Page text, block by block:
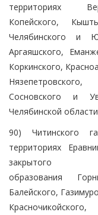
территориях
Копейского,
Челябинского и
Аргаяшского,
Коркинского,
Сосновского и
Челябинской
90) Читинского
территориях
закрытого
образования
Балейского,